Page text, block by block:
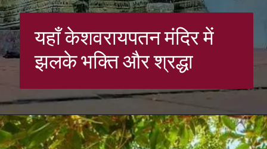
यहाँ केशवरायपतन मंदिर में
झलके भक्ति और श्रद्धा